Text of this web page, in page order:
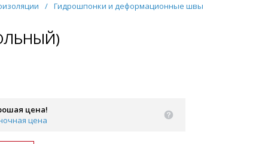
/ Гидрошпонки и деформационные швы
цена!
цена